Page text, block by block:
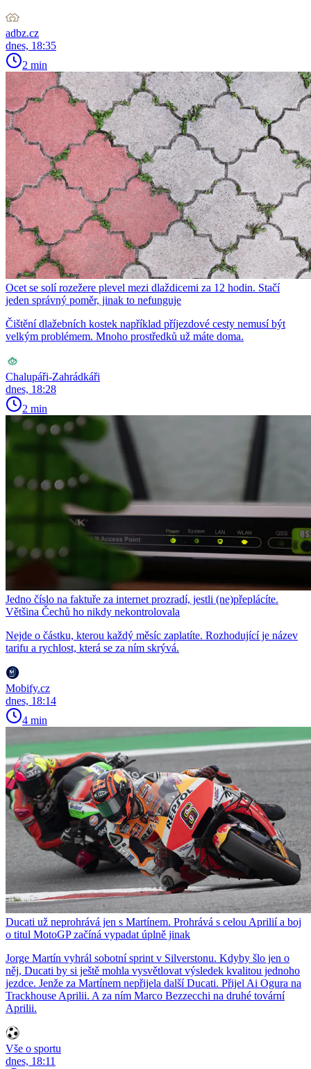
adbz.cz
dnes, 18:35
2 min
Ocet se solí rozežere plevel mezi dlaždicemi za 12 hodin. Stačí
jeden správný poměr, jinak to nefunguje
Čištění dlažebních kostek například příjezdové cesty nemusí být
velkým problémem. Mnoho prostředků už máte doma.
Chalupáři-Zahrádkáři
dnes, 18:28
2 min
Jedno číslo na faktuře za internet prozradí, jestli (ne)přeplácíte.
Většina Čechů ho nikdy nekontrolovala
Nejde o částku, kterou každý měsíc zaplatíte. Rozhodující je název
tarifu a rychlost, která se za ním skrývá.
Mobify.cz
dnes, 18:14
4 min
Ducati už neprohrává jen s Martínem. Prohrává s celou Aprilií a boj
o titul MotoGP začíná vypadat úplně jinak
Jorge Martín vyhrál sobotní sprint v Silverstonu. Kdyby šlo jen o
něj, Ducati by si ještě mohla vysvětlovat výsledek kvalitou jednoho
jezdce. Jenže za Martínem nepřijela další Ducati. Přijel Ai Ogura na
Trackhouse Aprilii. A za ním Marco Bezzecchi na druhé tovární
Aprilii.
Vše o sportu
dnes, 18:11